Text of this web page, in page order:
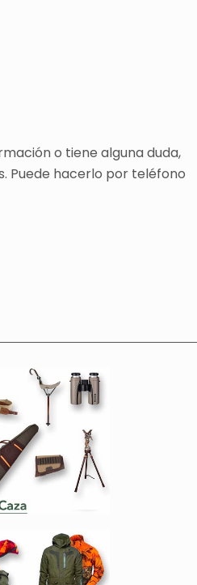
o tiene alguna duda,
Puede hacerlo por teléfono